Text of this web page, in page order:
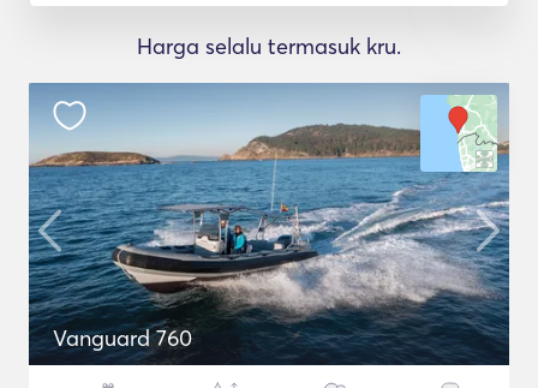
Harga selalu termasuk kru.
Vanguard 760